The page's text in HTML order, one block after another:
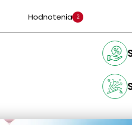
Hodnotenia 2